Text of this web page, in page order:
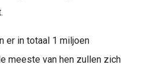
er in totaal 1 miljoen
meeste van hen zullen zich